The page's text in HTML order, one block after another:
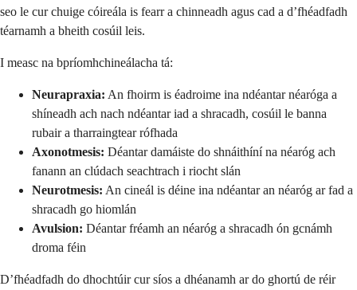
seo le cur chuige cóireála is fearr a chinneadh agus cad a d’fhéadfadh
téarnamh a bheith cosúil leis.
I measc na bpríomhchineálacha tá:
Neurapraxia: An fhoirm is éadroime ina ndéantar néaróga a
shíneadh ach nach ndéantar iad a shracadh, cosúil le banna
rubair a tharraingtear rófhada
Axonotmesis: Déantar damáiste do shnáithíní na néaróg ach
fanann an clúdach seachtrach i riocht slán
Neurotmesis: An cineál is déine ina ndéantar an néaróg ar fad a
shracadh go hiomlán
Avulsion: Déantar fréamh an néaróg a shracadh ón gcnámh
droma féin
D’fhéadfadh do dhochtúir cur síos a dhéanamh ar do ghortú de réir